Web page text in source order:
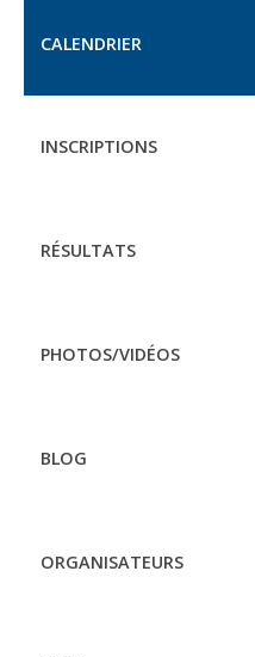
CALENDRIER
INSCRIPTIONS
RÉSULTATS
PHOTOS/VIDÉOS
BLOG
ORGANISATEURS